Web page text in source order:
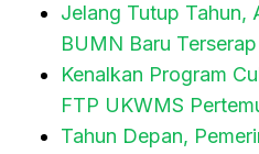
Jelang Tutup Tahun,
BUMN Baru
Kenalkan Program
FTP UKWMS
Tahun Depan,